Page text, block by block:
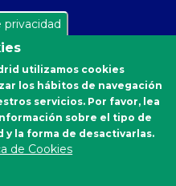
Madrid está situado en la
28040. Distrito
161 y A.
privacidad
utilizamos cookies
los hábitos de navegación
servicios. Por favor, lea
sobre el tipo de
y la forma de desactivarlas.
de Cookies